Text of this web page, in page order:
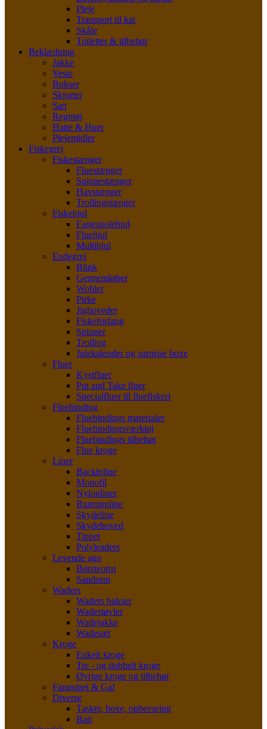
Pleje
Transport til kat
Skåle
Toiletter & tilbehør
Beklædning
Jakke
Veste
Bukser
Skjorter
Sæt
Regntøj
Hatte & Huer
Plejemidler
Fiskegrej
Fiskestænger
Fluestænger
Spinnestænger
Havstænger
Trollingstænger
Fiskehjul
Fastespolehjul
Fluehjul
Multihjul
Endegrej
Blink
Gennemløber
Wobler
Pirke
Jighoveder
Fiskeforfang
Spinner
Trolling
Julekalender og surprise boxe
Fluer
Kystfluer
Put and Take fluer
Specialfluer til fluefiskeri
Fluebinding
Fluebindings materialer
Fluebindingsværktøj
Fluebindings tilbehør
Flue kroge
Liner
Backinline
Monofil
Nylonliner
Runningline
Skydeline
Skydehoved
Tippet
Polyleaders
Levende agn
Børsteorm
Sandorm
Waders
Waders bukser
Wadestøvler
Wadejakke
Wadesæt
Kroge
Enkelt kroge
Tre - og dobbelt kroge
Øvrige kroge og tilbehør
Fangstnet & Gaf
Diverse
Tasker, boxe, opbevaring
Bait